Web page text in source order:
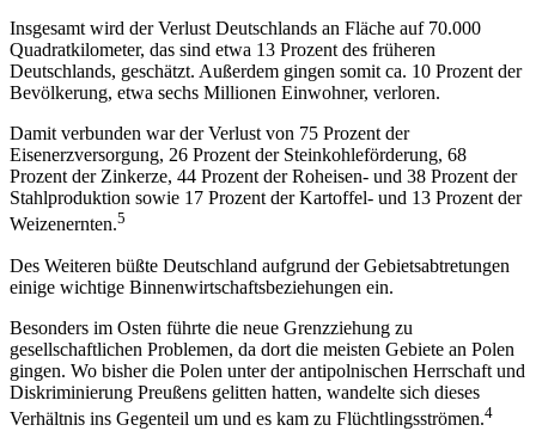
Insgesamt wird der Verlust Deutschlands an Fläche auf 70.000
Quadratkilometer, das sind etwa 13 Prozent des früheren
Deutschlands, geschätzt. Außerdem gingen somit ca. 10 Prozent der
Bevölkerung, etwa sechs Millionen Einwohner, verloren.
Damit verbunden war der Verlust von 75 Prozent der
Eisenerzversorgung, 26 Prozent der Steinkohleförderung, 68
Prozent der Zinkerze, 44 Prozent der Roheisen- und 38 Prozent der
Stahlproduktion sowie 17 Prozent der Kartoffel- und 13 Prozent der
Weizenernten.5
Des Weiteren büßte Deutschland aufgrund der Gebietsabtretungen
einige wichtige Binnenwirtschaftsbeziehungen ein.
Besonders im Osten führte die neue Grenzziehung zu
gesellschaftlichen Problemen, da dort die meisten Gebiete an Polen
gingen. Wo bisher die Polen unter der antipolnischen Herrschaft und
Diskriminierung Preußens gelitten hatten, wandelte sich dieses
Verhältnis ins Gegenteil um und es kam zu Flüchtlingsströmen.4